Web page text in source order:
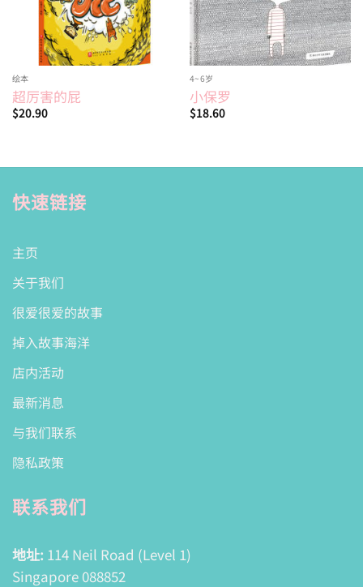
绘本
超厉害的屁
$20.90
4~6岁
小保罗
$18.60
快速链接
主页
关于我们
很爱很爱的故事
掉入故事海洋
店内活动
最新消息
与我们联系
隐私政策
联系我们
地址: 114 Neil Road (Level 1)
Singapore 088852